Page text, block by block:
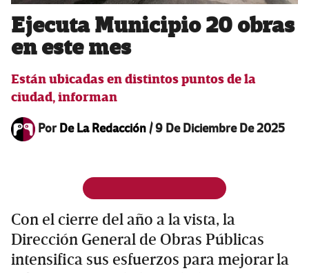
Ejecuta Municipio 20 obras
en este mes
Están ubicadas en distintos puntos de la
ciudad, informan
PorDe La Redacción/9 De Diciembre De 2025
Con el cierre del año a la vista, la
Dirección General de Obras Públicas
intensifica sus esfuerzos para mejorar la